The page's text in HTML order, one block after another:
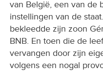
van België, een van de
instellingen van de
bekleedde zijn zoon
BNB. En toen die de
vervangen door zijn
volgens een nogal